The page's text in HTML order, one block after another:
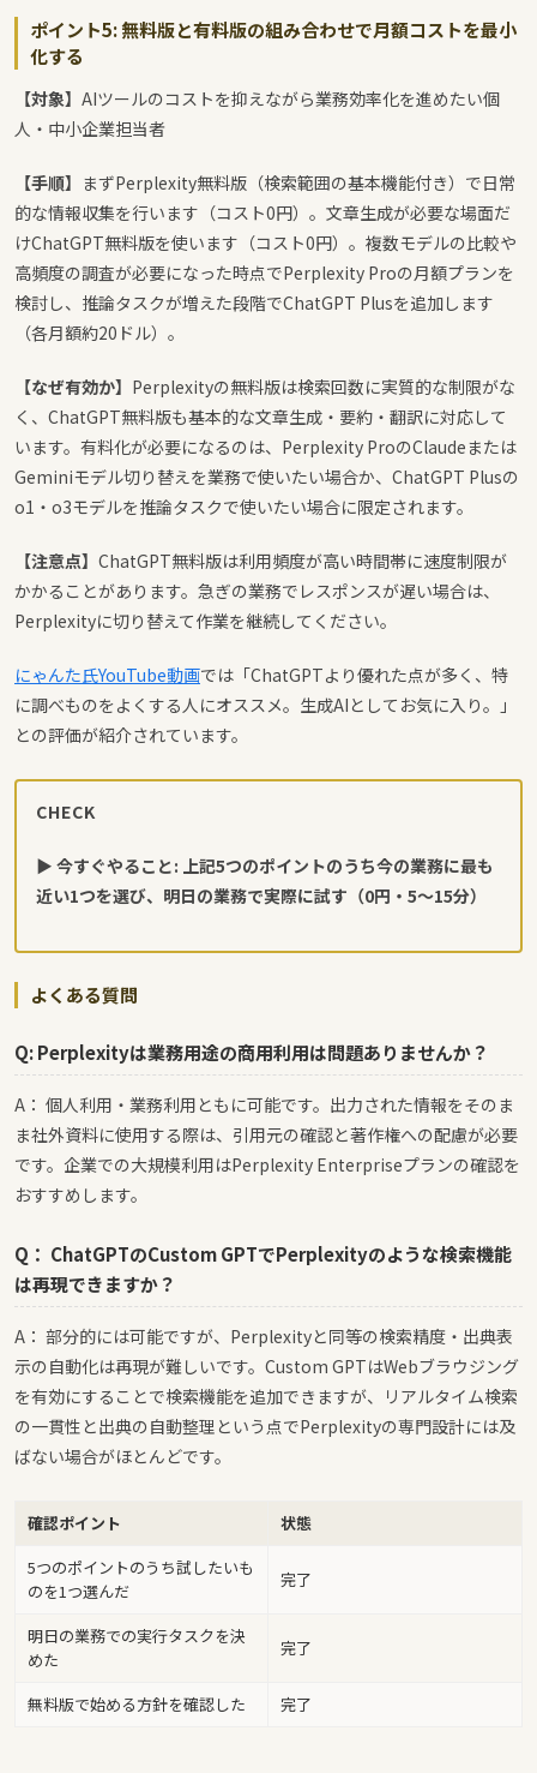
ポイント5: 無料版と有料版の組み合わせで月額コストを最小
化する
【対象】 AIツールのコストを抑えながら業務効率化を進めたい個
人・中小企業担当者
【手順】 まずPerplexity無料版（検索範囲の基本機能付き）で日常
的な情報収集を行います（コスト0円）。文章生成が必要な場面だ
けChatGPT無料版を使います（コスト0円）。複数モデルの比較や
高頻度の調査が必要になった時点でPerplexity Proの月額プランを
検討し、推論タスクが増えた段階でChatGPT Plusを追加します
（各月額約20ドル）。
【なぜ有効か】 Perplexityの無料版は検索回数に実質的な制限がな
く、ChatGPT無料版も基本的な文章生成・要約・翻訳に対応して
います。有料化が必要になるのは、Perplexity ProのClaudeまたは
Geminiモデル切り替えを業務で使いたい場合か、ChatGPT Plusの
o1・o3モデルを推論タスクで使いたい場合に限定されます。
【注意点】 ChatGPT無料版は利用頻度が高い時間帯に速度制限が
かかることがあります。急ぎの業務でレスポンスが遅い場合は、
Perplexityに切り替えて作業を継続してください。
にゃんた氏YouTube動画では「ChatGPTより優れた点が多く、特
に調べものをよくする人にオススメ。生成AIとしてお気に入り。」
との評価が紹介されています。
CHECK
▶ 今すぐやること: 上記5つのポイントのうち今の業務に最も
近い1つを選び、明日の業務で実際に試す（0円・5〜15分）
よくある質問
Q: Perplexityは業務用途の商用利用は問題ありませんか？
A： 個人利用・業務利用ともに可能です。出力された情報をそのま
ま社外資料に使用する際は、引用元の確認と著作権への配慮が必要
です。企業での大規模利用はPerplexity Enterpriseプランの確認を
おすすめします。
Q： ChatGPTのCustom GPTでPerplexityのような検索機能
は再現できますか？
A： 部分的には可能ですが、Perplexityと同等の検索精度・出典表
示の自動化は再現が難しいです。Custom GPTはWebブラウジング
を有効にすることで検索機能を追加できますが、リアルタイム検索
の一貫性と出典の自動整理という点でPerplexityの専門設計には及
ばない場合がほとんどです。
確認ポイント
状態
5つのポイントのうち試したいも
のを1つ選んだ
完了
明日の業務での実行タスクを決
めた
完了
無料版で始める方針を確認した 完了